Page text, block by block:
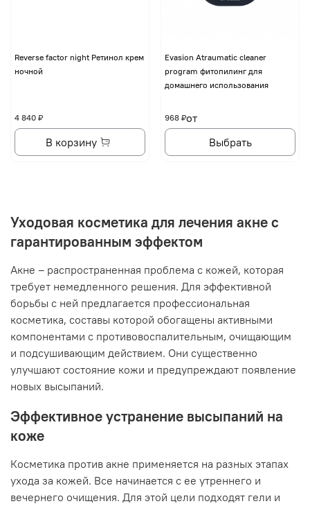
Reverse factor night Ретинол крем
ночной
4 840 ₽
В корзину
Evasion Atraumatic cleaner
program фитопилинг для
домашнего использования
от
968 ₽
Выбрать
Уходовая косметика для лечения акне с
гарантированным эффектом
Акне – распространенная проблема с кожей, которая
требует немедленного решения. Для эффективной
борьбы с ней предлагается профессиональная
косметика, составы которой обогащены активными
компонентами с противовоспалительным, очищающим
и подсушивающим действием. Они существенно
улучшают состояние кожи и предупреждают появление
новых высыпаний.
Эффективное устранение высыпаний на
коже
Косметика против акне применяется на разных этапах
ухода за кожей. Все начинается с ее утреннего и
вечернего очищения. Для этой цели подходят гели и